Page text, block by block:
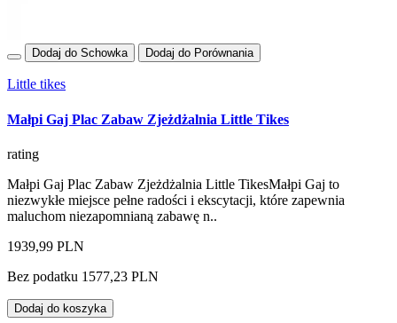
Dodaj do Schowka Dodaj do Porównania
Little tikes
Małpi Gaj Plac Zabaw Zjeżdżalnia Little Tikes
rating
Małpi Gaj Plac Zabaw Zjeżdżalnia Little TikesMałpi Gaj to
niezwykłe miejsce pełne radości i ekscytacji, które zapewnia
maluchom niezapomnianą zabawę n..
1939,99 PLN
Bez podatku 1577,23 PLN
Dodaj do koszyka